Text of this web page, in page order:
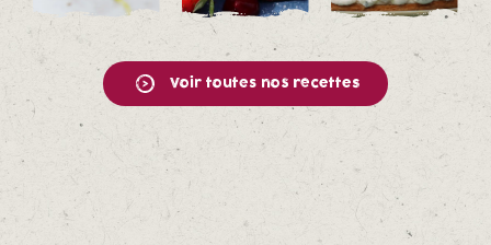
Voir toutes nos recettes